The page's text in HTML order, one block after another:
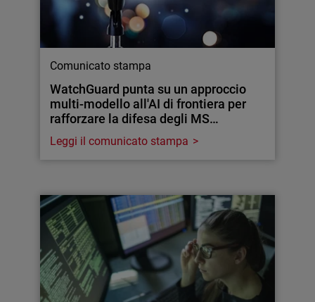
Comunicato stampa
WatchGuard punta su un approccio
multi-modello all'AI di frontiera per
rafforzare la difesa degli MS…
Leggi il comunicato stampa